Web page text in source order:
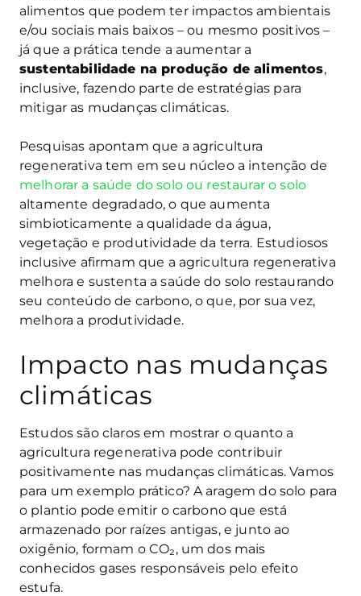
alimentos que podem ter impactos ambientais
e/ou sociais mais baixos – ou mesmo positivos –
já que a prática tende a aumentar a
sustentabilidade na produção de alimentos,
inclusive, fazendo parte de estratégias para
mitigar as mudanças climáticas.
Pesquisas apontam que a agricultura
regenerativa tem em seu núcleo a intenção de
melhorar a saúde do solo ou restaurar o solo
altamente degradado, o que aumenta
simbioticamente a qualidade da água,
vegetação e produtividade da terra. Estudiosos
inclusive afirmam que a agricultura regenerativa
melhora e sustenta a saúde do solo restaurando
seu conteúdo de carbono, o que, por sua vez,
melhora a produtividade.
Impacto nas mudanças
climáticas
Estudos são claros em mostrar o quanto a
agricultura regenerativa pode contribuir
positivamente nas mudanças climáticas. Vamos
para um exemplo prático? A aragem do solo para
o plantio pode emitir o carbono que está
armazenado por raízes antigas, e junto ao
oxigênio, formam o CO₂, um dos mais
conhecidos gases responsáveis pelo efeito
estufa.